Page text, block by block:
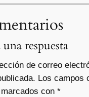
respuesta
de correo
Los campos
con *